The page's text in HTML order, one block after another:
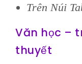
Trên Núi
Văn học –
thuyết